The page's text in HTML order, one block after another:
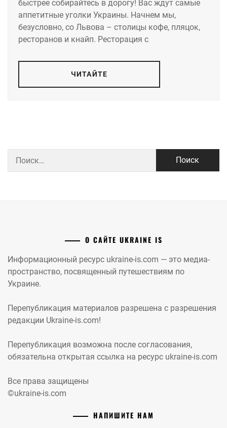
быстрее собирайтесь в дорогу! Вас ждут самые
аппетитные уголки Украины. Начнем мы,
безусловно, со Львова – столицы кофе, пляцок,
ресторанов и кнайп. Ресторация с
ЧИТАЙТЕ
О САЙТЕ UKRAINE IS
Информационный ресурс ukraine-is.com — это медиа-
пространство, посвященный путешествиям по
Украине.
Перепубликация материалов разрешена с разрешения
редакции Ukraine-is.com!
Перепубликация возможна после согласования,
обязательна открытая ссылка на ресурс ukraine-is.com
Все права защищены
©ukraine-is.com
НАПИШИТЕ НАМ